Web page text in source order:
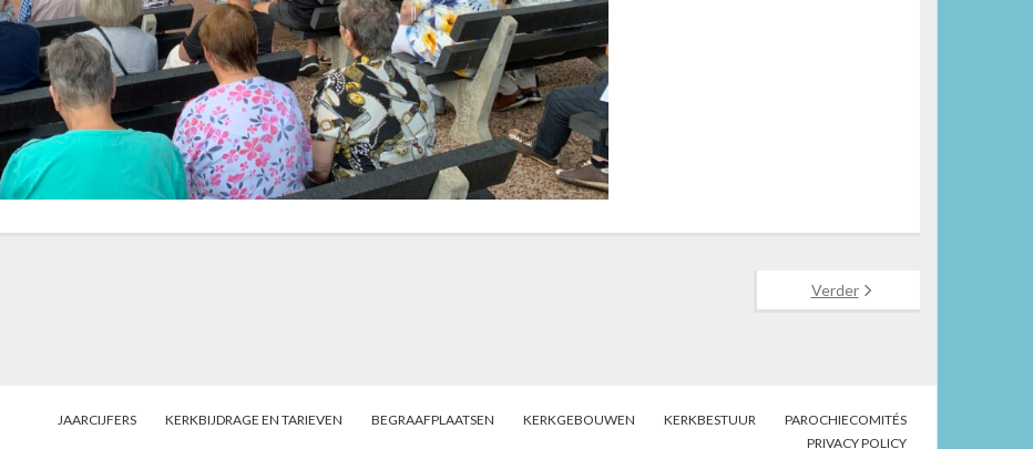
Verder
JAARCIJFERS KERKBIJDRAGE EN TARIEVEN BEGRAAFPLAATSEN KERKGEBOUWEN KERKBESTUUR
PAROCHIECOMITÉS
PRIVACY POLICY